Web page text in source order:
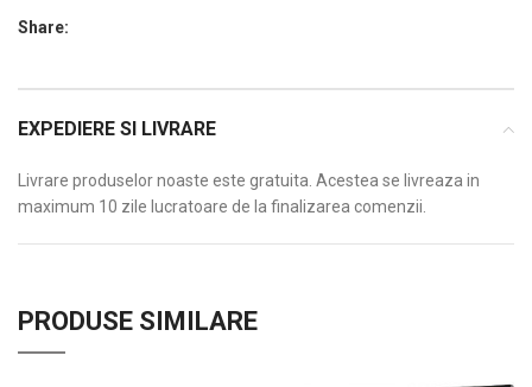
Share:
EXPEDIERE SI LIVRARE
Livrare produselor noaste este gratuita. Acestea se livreaza in
maximum 10 zile lucratoare de la finalizarea comenzii.
PRODUSE SIMILARE